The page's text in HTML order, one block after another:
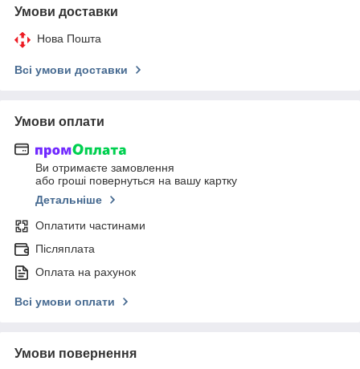
Умови доставки
Нова Пошта
Всі умови доставки
Умови оплати
Ви отримаєте замовлення
або гроші повернуться на вашу картку
Детальніше
Оплатити частинами
Післяплата
Оплата на рахунок
Всі умови оплати
Умови повернення